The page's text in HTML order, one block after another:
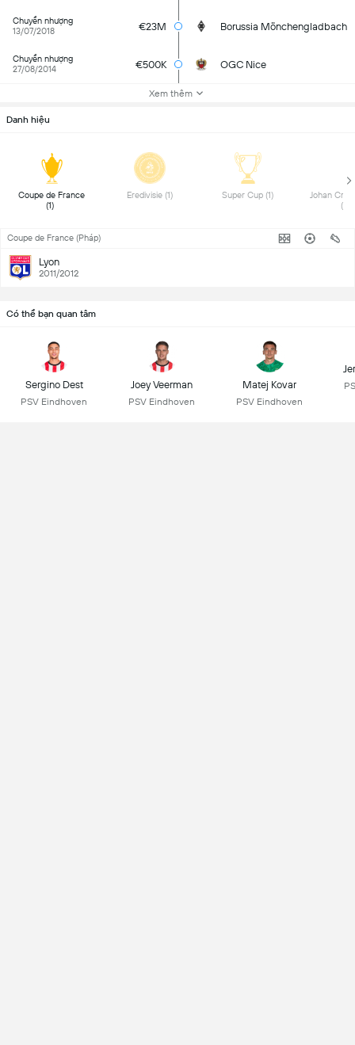
Chuyển nhượng
13/07/2018
€23M Borussia Mönchengladbach
Chuyển nhượng
27/08/2014
€500K OGC Nice
Xem thêm
Danh hiệu
Coupe de France
Eredivisie (1)
Johan
Coupe de France (Pháp)
Lyon
2011/2012
Có thể bạn quan tâm
Sergino Dest
PSV Eindhoven
Joey Veerman
PSV Eindhoven
Matej Kovar
PSV Eindhoven